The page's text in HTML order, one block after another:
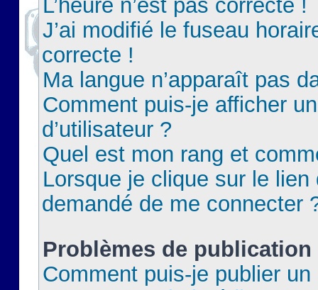
L’heure n’est pas correcte !
J’ai modifié le fuseau
correcte !
Ma langue n’apparaît pas
Comment puis-je afficher
d’utilisateur ?
Quel est mon rang et
Lorsque je clique sur le lien
demandé de me connecter
Problèmes de publication
Comment puis-je publier